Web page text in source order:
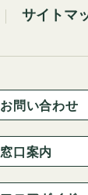
サイトマ
お問い合わせ
窓口案内